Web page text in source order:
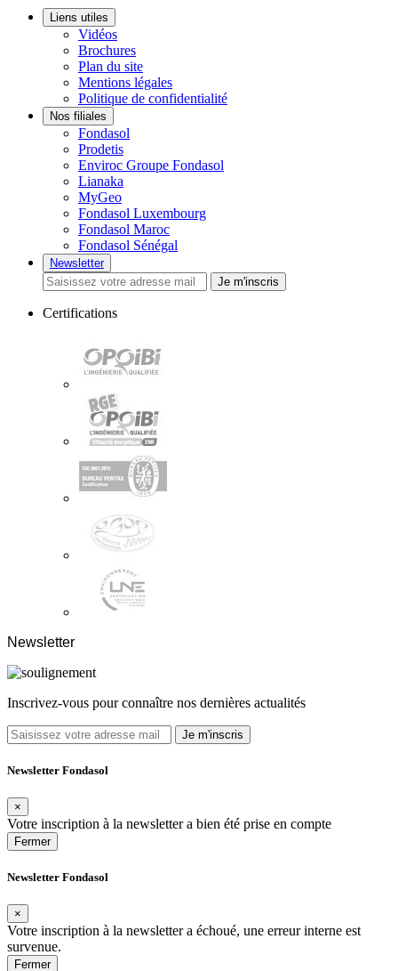
Liens utiles
Vidéos
Brochures
Plan du site
Mentions légales
Politique de confidentialité
Nos filiales
Fondasol
Prodetis
Enviroc Groupe Fondasol
Lianaka
MyGeo
Fondasol Luxembourg
Fondasol Maroc
Fondasol Sénégal
Newsletter
Je m'inscris
Certifications
Newsletter
Inscrivez-vous pour connaître nos dernières actualités
Je m'inscris
Newsletter Fondasol
×
Votre inscription à la newsletter a bien été prise en compte
Fermer
Newsletter Fondasol
×
Votre inscription à la newsletter a échoué, une erreur interne est
survenue.
Fermer